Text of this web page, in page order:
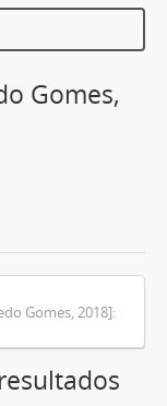
Gomes,
Gomes, 2018]